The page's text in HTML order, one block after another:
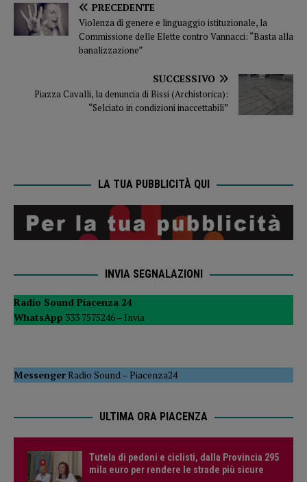
PRECEDENTE
Violenza di genere e linguaggio istituzionale, la
Commissione delle Elette contro Vannacci: “Basta alla
banalizzazione”
SUCCESSIVO
Piazza Cavalli, la denuncia di Bissi (Archistorica):
“Selciato in condizioni inaccettabili”
LA TUA PUBBLICITÀ QUI
INVIA SEGNALAZIONI
Radio Sound Piacenza 24
WhatsApp 333 7575246 – Invia
MessengerRadio Sound–Piacenza24
ULTIMA ORA PIACENZA
Tutela di pedoni e ciclisti, dalla Provincia 295
mila euro per rendere le strade più sicure